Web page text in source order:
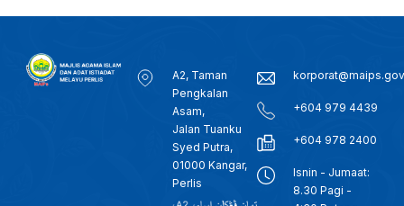
A2, Taman
Pengkalan
Asam,
Jalan Tuanku
Syed Putra,
01000 Kangar,
Perlis
+604 979 4439
+604 978 2400
Isnin - Jumaat:
8.30 Pagi -